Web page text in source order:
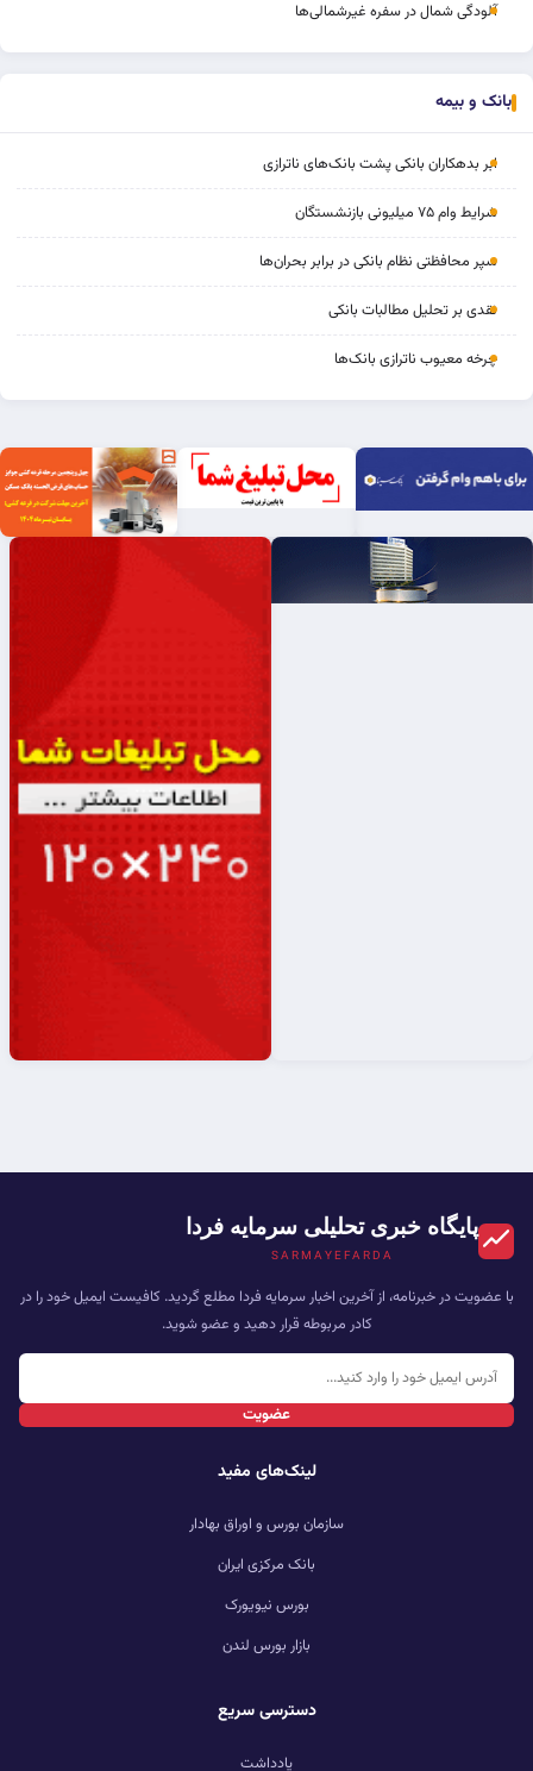
آلودگی شمال در سفره غیرشمالی‌ها
بانک و بیمه
ابر بدهکاران بانکی پشت بانک‌های ناترازی
شرایط وام ۷۵ میلیونی بازنشستگان
سپر محافظتی نظام بانکی در برابر بحران‌ها
نقدی بر تحلیل مطالبات بانکی
چرخه‌ معیوب ناترازی بانک‌ها
پایگاه خبری تحلیلی سرمایه فردا
SARMAYEFARDA
با عضویت در خبرنامه، از آخرین اخبار سرمایه فردا مطلع گردید. کافیست ایمیل خود را در
کادر مربوطه قرار دهید و عضو شوید.
عضویت
لینک‌های مفید
سازمان بورس و اوراق بهادار
بانک مرکزی ایران
بورس نیویورک
بازار بورس لندن
دسترسی سریع
یادداشت